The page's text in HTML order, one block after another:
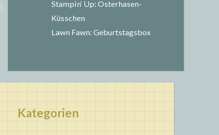
Stampin‘ Up: Osterhasen-
Küsschen
Lawn Fawn: Geburtstagsbox
Kategorien